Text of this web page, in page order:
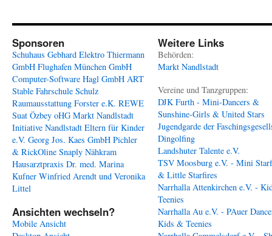
Sponsoren
Schuhaus Gebhard Elektro Thiermann
GmbH Flughafen München GmbH
Computer-Software Hagl GmbH ART
Stable Fahrschule Schulz
Raumausstattung Forster e.K. REWE
Suat Özbey oHG Markt Nandlstadt
Initiative Nandlstadt Eltern für Kinder
e.V. Georg Jos. Kaes GmbH Pichler
& RickOline Snaply Nähkram
Hausarztpraxis Dr. med. Marina
Kufner Winfried Arendt und Veronika
Littel
Ansichten wechseln?
Mobile Ansicht
Weitere Links
Behörden:
Markt Nandlstadt
Vereine und Tanzgruppen:
DJK Furth - Mini-Dancers &
Sunshine-Girls & United Stars
Jugendgarde der
Dingolfing
Landshuter Talente e.V.
TSV Moosburg e.V. - Mini
& Little Starfires
Narrhalla Attenkirchen e.V. -
Teenies
Narrhalla Au e.V. - PAuer
Kids & Teenies